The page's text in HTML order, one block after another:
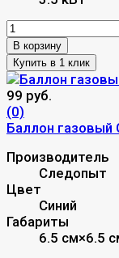
В корзину
99 руб.
(0)
Баллон газовый
Производитель
Следопыт
Цвет
Синий
Габариты
6.5 см×6.5